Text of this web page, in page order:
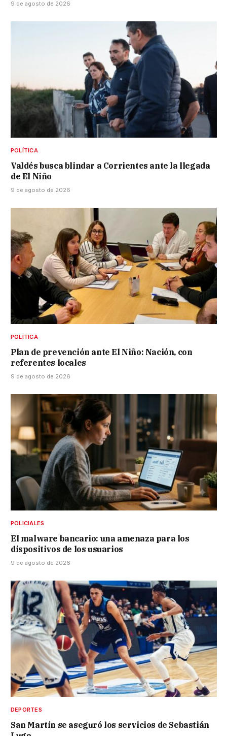
9 de agosto de 2026
POLÍTICA
Valdés busca blindar a Corrientes ante la llegada
de El Niño
9 de agosto de 2026
POLÍTICA
Plan de prevención ante El Niño: Nación, con
referentes locales
9 de agosto de 2026
POLICIALES
El malware bancario: una amenaza para los
dispositivos de los usuarios
9 de agosto de 2026
DEPORTES
San Martín se aseguró los servicios de Sebastián